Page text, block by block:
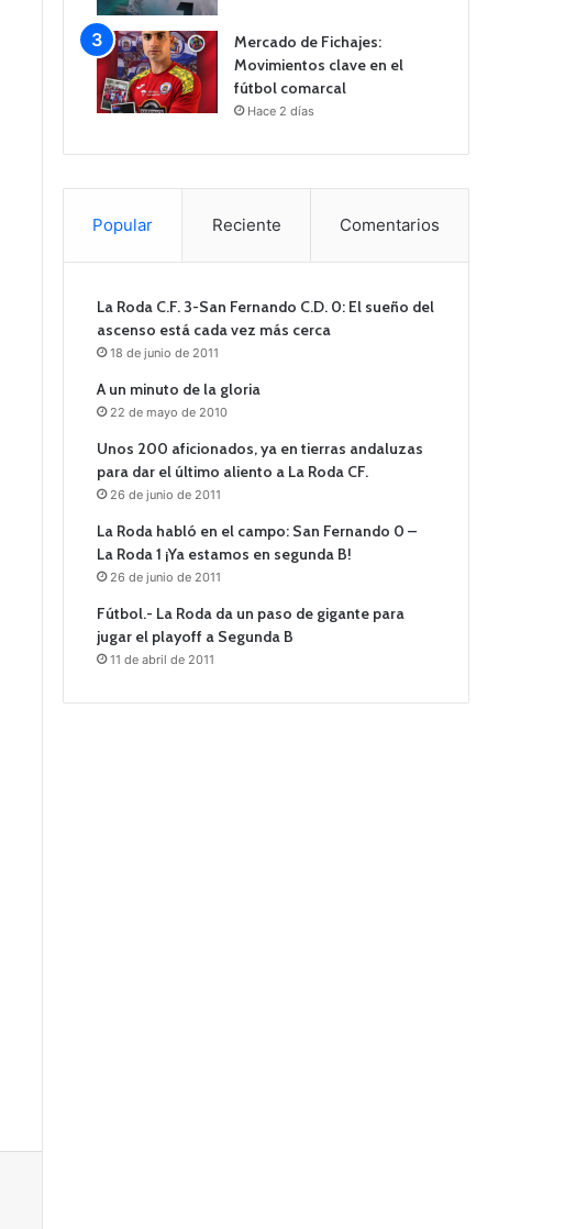
Mercado de Fichajes:
Movimientos clave en el
fútbol comarcal
Hace 2 días
Popular Reciente Comentarios
La Roda C.F. 3-San Fernando C.D. 0: El sueño del
ascenso está cada vez más cerca
18 de junio de 2011
A un minuto de la gloria
22 de mayo de 2010
Unos 200 aficionados, ya en tierras andaluzas
para dar el último aliento a La Roda CF.
26 de junio de 2011
La Roda habló en el campo: San Fernando 0 –
La Roda 1 ¡Ya estamos en segunda B!
26 de junio de 2011
Fútbol.- La Roda da un paso de gigante para
jugar el playoff a Segunda B
11 de abril de 2011